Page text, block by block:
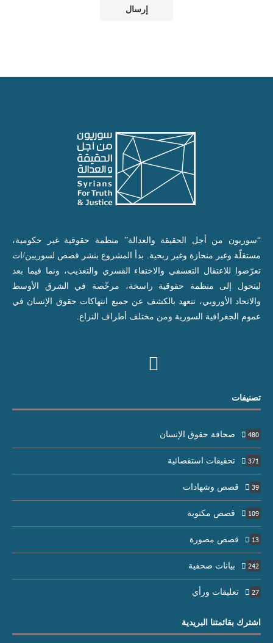
“سوريون من أجل الحقيقة والعدالة” منظمة حقوقية غير حكومية،
مستقلّة وغير منحازة وغير ربحية. بدأ المشروع بنشر قصص لسوريين/ات
تعرّضوا للاعتقال التعسفي والاختفاء القسري والتعذيب، ونما فيما بعد
ليتحول إلى منظمة حقوقية راسخة، مرخّصة في الشرق الأوسط
والاتحاد الأوروبي، تتعهد بالكشف عن جميع انتهاكات حقوق الإنسان في
عموم الجغرافية السورية ومن مختلف أطراف النزاع.
تصنيفات
صحافة حقوق الإنسان 480
تحقيقات استقصائية 371
قصص وشهادات 39
قصص مكتوبة 109
قصص مصورة 13
بيانات صحفية 242
تعليقات ورأي 27
اشترك بقائمتنا البريدية